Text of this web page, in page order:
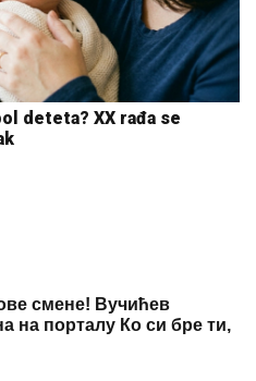
deteta? XX rađa se
смене! Вучићев
на порталу Ко си бре ти,